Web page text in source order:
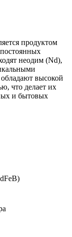
продуктом
неодим (Nd),
высокой
что делает их
и бытовых